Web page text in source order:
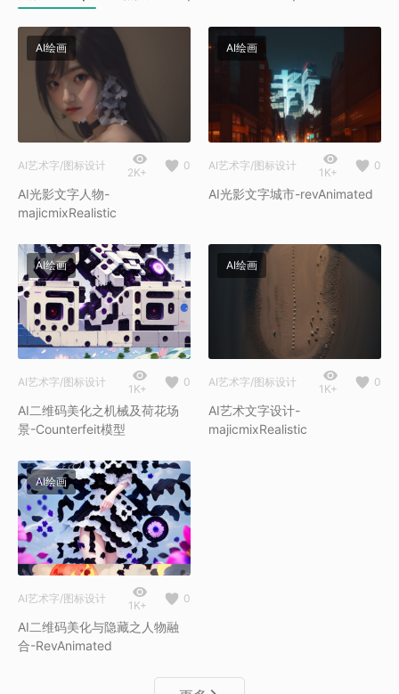
AI艺术字/图标设计
2K+
0
AI光影文字人物-
majicmixRealistic
AI绘画
AI艺术字/图标设计
1K+
0
AI光影文字城市-revAnimated
AI绘画
AI艺术字/图标设计
1K+
0
AI二维码美化之机械及荷花场
景-Counterfeit模型
AI绘画
AI艺术字/图标设计
1K+
0
AI艺术文字设计-
majicmixRealistic
AI绘画
AI艺术字/图标设计
1K+
0
AI二维码美化与隐藏之人物融
合-RevAnimated
AI绘画